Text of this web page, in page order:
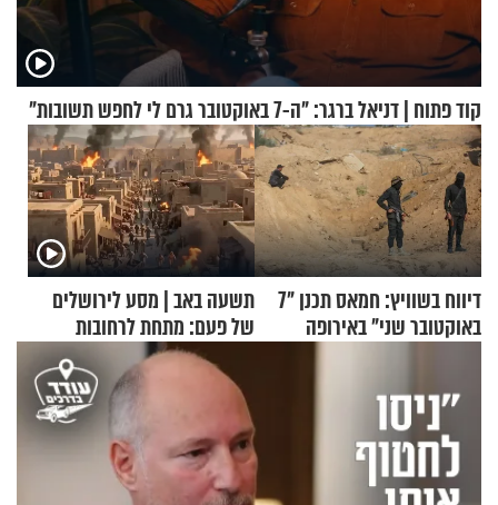
קוד פתוח | דניאל ברגר: "ה-7 באוקטובר גרם לי לחפש תשובות"
דיווח בשוויץ: חמאס תכנן "7
באוקטובר שני" באירופה
תשעה באב | מסע לירושלים
של פעם: מתחת לרחובות
ירושלים